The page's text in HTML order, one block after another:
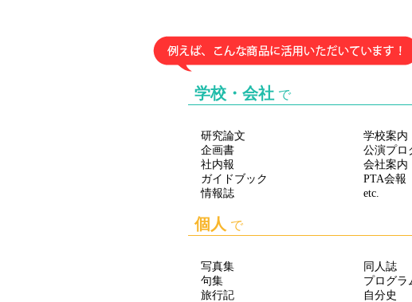
26.01.30
中綴じ冊子
26.01.29
中綴じ冊
26.01.20
中綴じ冊子
中綴じ冊
中綴じ冊子
A6 サイズ
オフセット
25.09.15
中綴じ冊子
学校・会社 で
研究論文 学校案内
企画書
公演プロ
社内報
会社案内
ガイドブック
PTA会報
情報誌
etc.
個人 で
写真集 同人誌
句集
プログラ
旅行記
自分史